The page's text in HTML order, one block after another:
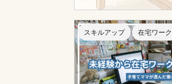
スキルアップ 在宅ワーク